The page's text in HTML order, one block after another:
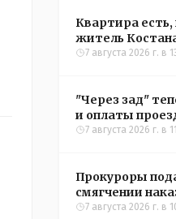
Квартира
житель
подъездом
7 августа 2026 г. в
"Через зад"
и оплаты
Рудного
7 августа 2026 г. в
Прокуроры
смягчении
Александры
7 августа 2026 г. в